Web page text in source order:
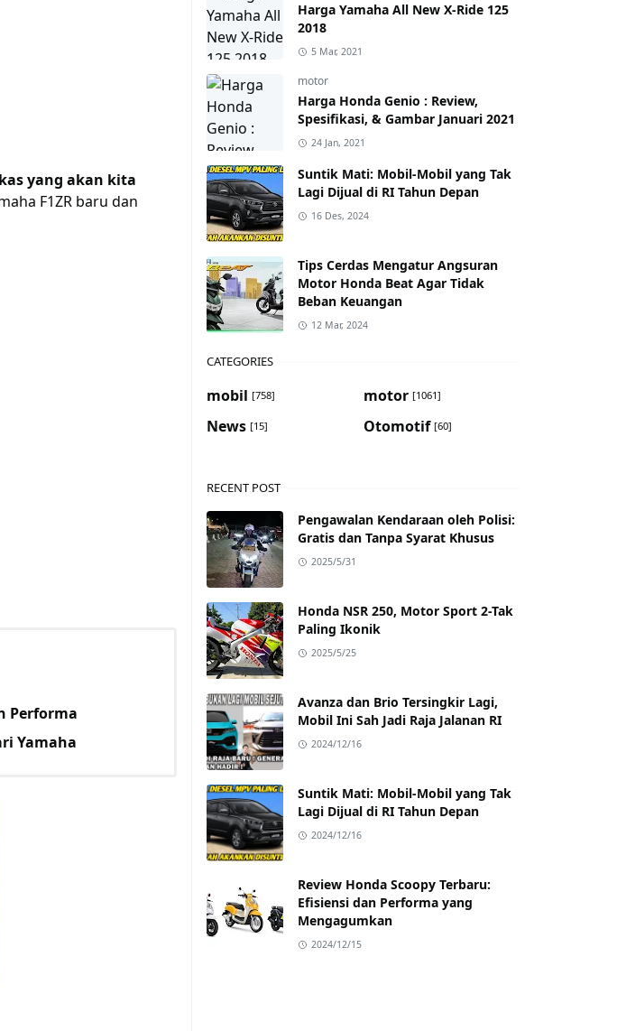
yang akan kita
F1ZR baru dan
Performa
Yamaha
Harga Yamaha All New X-Ride 125
2018
5 Mar, 2021
motor
Harga Honda Genio : Review,
Spesifikasi, & Gambar Januari 2021
24 Jan, 2021
Suntik Mati: Mobil-Mobil yang Tak
Lagi Dijual di RI Tahun Depan
16 Des, 2024
Tips Cerdas Mengatur Angsuran
Motor Honda Beat Agar Tidak
Beban Keuangan
12 Mar, 2024
CATEGORIES
mobil [758] motor [1061]
News [15] Otomotif [60]
RECENT POST
Pengawalan Kendaraan oleh Polisi:
Gratis dan Tanpa Syarat Khusus
2025/5/31
Honda NSR 250, Motor Sport 2-Tak
Paling Ikonik
2025/5/25
Avanza dan Brio Tersingkir Lagi,
Mobil Ini Sah Jadi Raja Jalanan RI
2024/12/16
Suntik Mati: Mobil-Mobil yang Tak
Lagi Dijual di RI Tahun Depan
2024/12/16
Review Honda Scoopy Terbaru:
Efisiensi dan Performa yang
Mengagumkan
2024/12/15